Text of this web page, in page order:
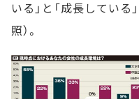
いる」と「成長してい
照）。